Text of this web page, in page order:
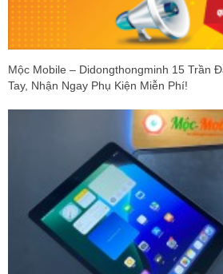
Mộc Mobile – Didongthongminh 15 Trần
Tay, Nhận Ngay Phụ Kiện Miễn Phí!